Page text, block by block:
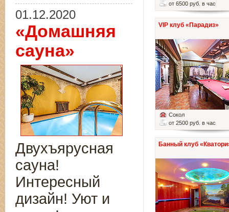
от 6500 руб. в час
VIP клуб «Парадиз»
Сокол
от 2500 руб. в час
Банный клуб
01.12.2020
«Домашняя
сауна»
Двухъярусная
сауна!
Интересный
дизайн! Уют и